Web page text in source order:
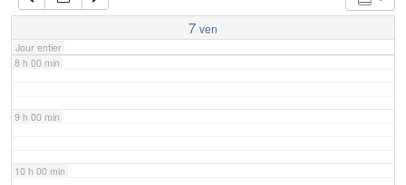
7 ven
Jour entier
7 h 00 min
8 h 00 min
9 h 00 min
10 h 00 min